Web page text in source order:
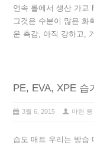
연속 롤에서 생산 가교
그것은 수분이 많은 화
운 촉감, 아직 강하고,
PE, EVA, XPE
3월 6, 2015 마틴 웅
습도 매트 우리는 방습